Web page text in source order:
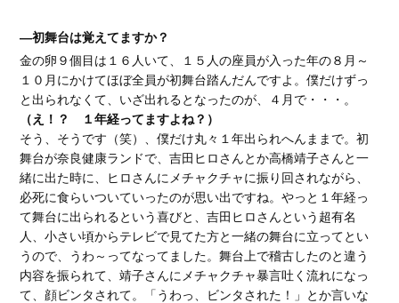
―初舞台は覚えてますか？
金の卵９個目は１６人いて、１５人の座員が入った年の８月～
１０月にかけてほぼ全員が初舞台踏んだんですよ。僕だけずっ
と出られなくて、いざ出れるとなったのが、４月で・・・。
（え！？ １年経ってますよね？）
そう、そうです（笑）、僕だけ丸々１年出られへんままで。初
舞台が奈良健康ランドで、吉田ヒロさんとか高橋靖子さんと一
緒に出た時に、ヒロさんにメチャクチャに振り回されながら、
必死に食らいついていったのが思い出ですね。やっと１年経っ
て舞台に出られるという喜びと、吉田ヒロさんという超有名
人、小さい頃からテレビで見てた方と一緒の舞台に立ってとい
うので、うわ～ってなってました。舞台上で稽古したのと違う
内容を振られて、靖子さんにメチャクチャ暴言吐く流れになっ
て、顔ビンタされて。「うわっ、ビンタされた！」とか言いな